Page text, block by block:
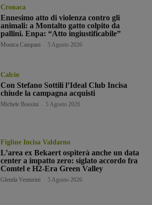
Cronaca
Ennesimo atto di violenza contro gli
animali: a Montalto gatto colpito da
pallini. Enpa: “Atto ingiustificabile”
Monica Campani 5 Agosto 2026
Calcio
Con Stefano Sottili l’Ideal Club Incisa
chiude la campagna acquisti
Michele Bossini 5 Agosto 2026
Figline Incisa Valdarno
L’area ex Bekaert ospiterà anche un data
center a impatto zero: siglato accordo fra
Comtel e H2-Era Green Valley
Glenda Venturini 5 Agosto 2026